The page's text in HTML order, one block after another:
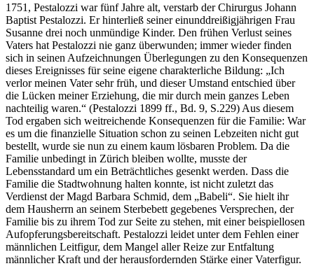
1751, Pestalozzi war fünf Jahre alt, verstarb der Chirurgus Johann
Baptist Pestalozzi. Er hinterließ seiner einunddreißigjährigen Frau
Susanne drei noch unmündige Kinder. Den frühen Verlust seines
Vaters hat Pestalozzi nie ganz überwunden; immer wieder finden
sich in seinen Aufzeichnungen Überlegungen zu den Konsequenzen
dieses Ereignisses für seine eigene charakterliche Bildung: „Ich
verlor meinen Vater sehr früh, und dieser Umstand entschied über
die Lücken meiner Erziehung, die mir durch mein ganzes Leben
nachteilig waren.“ (Pestalozzi 1899 ff., Bd. 9, S.229) Aus diesem
Tod ergaben sich weitreichende Konsequenzen für die Familie: War
es um die finanzielle Situation schon zu seinen Lebzeiten nicht gut
bestellt, wurde sie nun zu einem kaum lösbaren Problem. Da die
Familie unbedingt in Zürich bleiben wollte, musste der
Lebensstandard um ein Beträchtliches gesenkt werden. Dass die
Familie die Stadtwohnung halten konnte, ist nicht zuletzt das
Verdienst der Magd Barbara Schmid, dem „Babeli“. Sie hielt ihr
dem Hausherrn an seinem Sterbebett gegebenes Versprechen, der
Familie bis zu ihrem Tod zur Seite zu stehen, mit einer beispiellosen
Aufopferungsbereitschaft. Pestalozzi leidet unter dem Fehlen einer
männlichen Leitfigur, dem Mangel aller Reize zur Entfaltung
männlicher Kraft und der herausfordernden Stärke einer Vaterfigur.